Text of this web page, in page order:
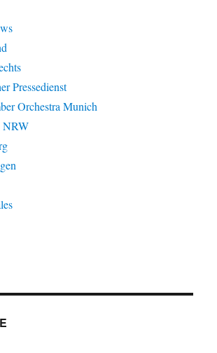
Pressedienst
Orchestra Munich
NRW